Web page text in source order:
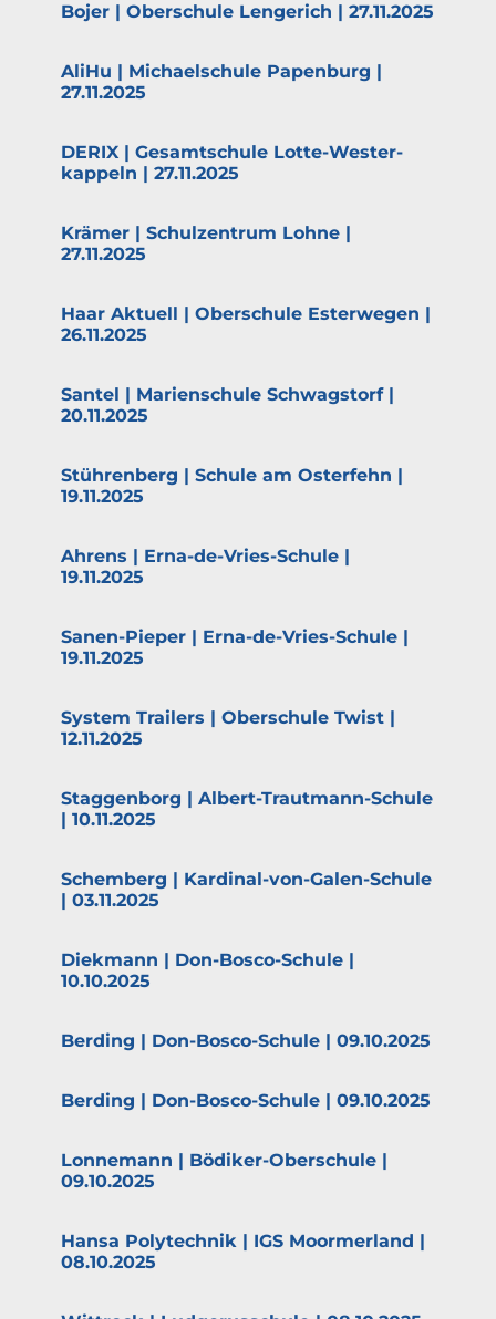
Bojer | Oberschule Lengerich | 27.11.2025
AliHu | Michael­schule Papenburg |
27.11.2025
DERIX | Gesamt­schule Lotte-Wester­­
kappeln | 27.11.2025
Krämer | Schul­zentrum Lohne |
27.11.2025
Haar Aktuell | Oberschule Ester­wegen |
26.11.2025
Santel | Marien­schule Schwagstorf |
20.11.2025
Stührenberg | Schule am Osterfehn |
19.11.2025
Ahrens | Erna-de-Vries-Schule |
19.11.2025
Sanen-Pieper | Erna-de-Vries-Schule |
19.11.2025
System Trailers | Oberschule Twist |
12.11.2025
Staggenborg | Albert-Trautmann-Schule
| 10.11.2025
Schemberg | Kardinal-von-Galen-Schule
| 03.11.2025
Diekmann | Don-Bosco-Schule |
10.10.2025
Berding | Don-Bosco-Schule | 09.10.2025
Berding | Don-Bosco-Schule | 09.10.2025
Lonnemann | Bödiker-Oberschule |
09.10.2025
Hansa Polytechnik | IGS Moorm­erland |
08.10.2025